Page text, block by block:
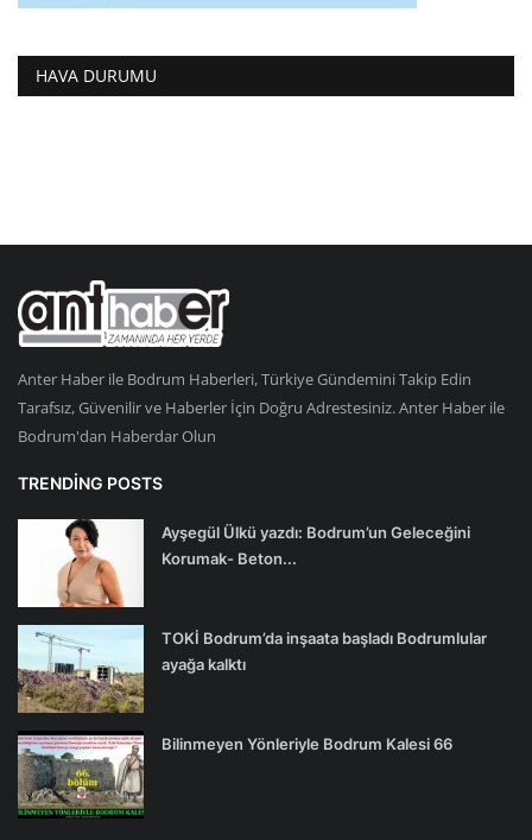
HAVA DURUMU
Anter Haber ile Bodrum Haberleri, Türkiye Gündemini Takip Edin
Tarafsız, Güvenilir ve Haberler İçin Doğru Adrestesiniz. Anter Haber ile
Bodrum'dan Haberdar Olun
TRENDING POSTS
Ayşegül Ülkü yazdı: Bodrum’un Geleceğini
Korumak- Beton...
TOKİ Bodrum’da inşaata başladı Bodrumlular
ayağa kalktı
Bilinmeyen Yönleriyle Bodrum Kalesi 66